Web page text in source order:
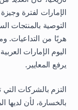
الإمارات لفترة
التوصية بالمنتجات
هربًا من التداعيات.
اليوم الإمارات
يرفع المعايير.
التزم بالشركات
بالخسارة، لأن